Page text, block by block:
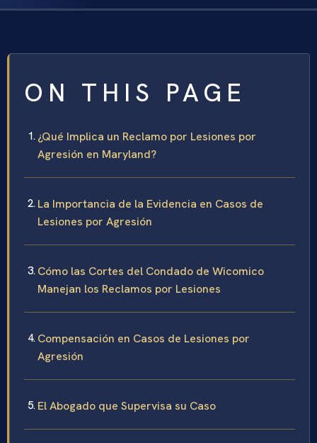
ON THIS PAGE
¿Qué Implica un Reclamo por Lesiones por
Agresión en Maryland?
La Importancia de la Evidencia en Casos de
Lesiones por Agresión
Cómo las Cortes del Condado de Wicomico
Manejan los Reclamos por Lesiones
Compensación en Casos de Lesiones por
Agresión
El Abogado que Supervisa su Caso